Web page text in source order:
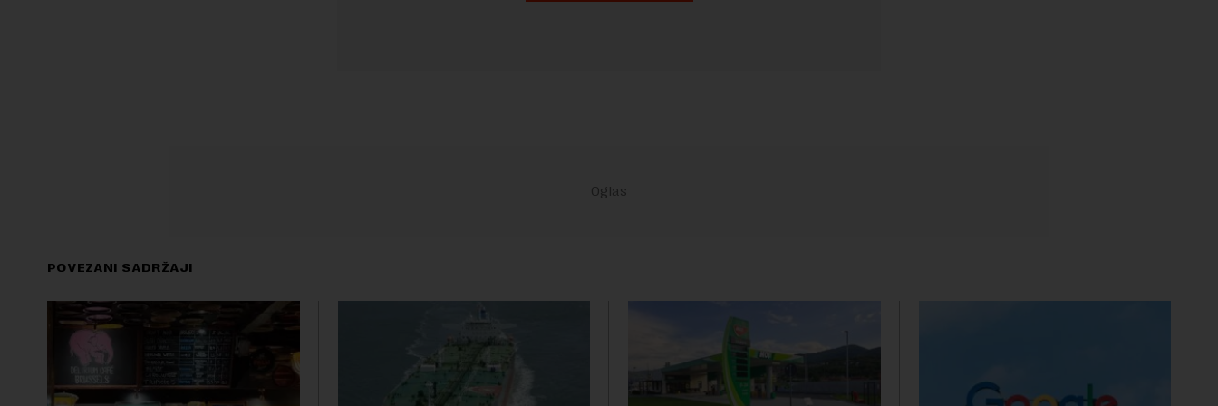
POVEZANI SADRŽAJI